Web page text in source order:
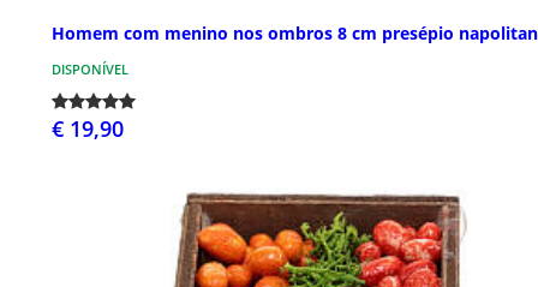
Homem com menino nos ombros 8 cm presépio
DISPONÍVEL
€ 19,90